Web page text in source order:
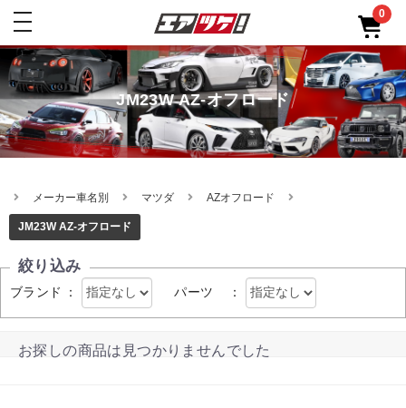
toggle
0
JM23W AZ-オフロード
メーカー車名別 マツダ AZオフロード
JM23W AZ-オフロード
絞り込み
ブランド ： パーツ ：
お探しの商品は見つかりませんでした